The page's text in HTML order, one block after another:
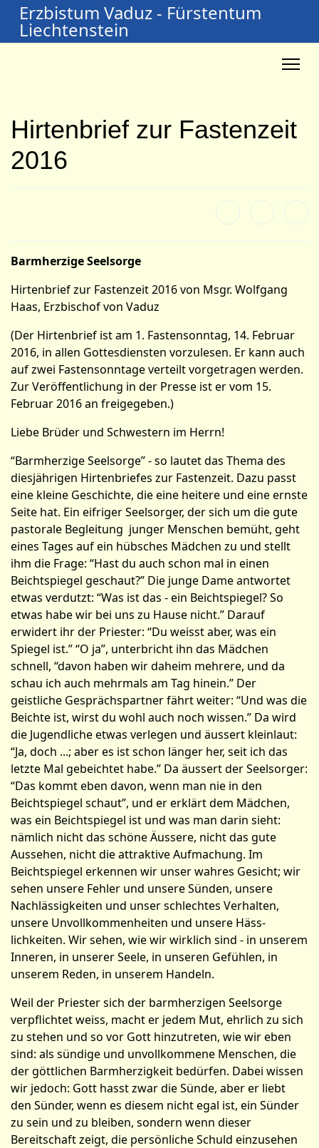
Erzbistum Vaduz - Fürstentum
Liechtenstein
Hirtenbrief zur Fastenzeit
2016
Barmherzige Seelsorge
Hirtenbrief zur Fastenzeit 2016 von Msgr. Wolfgang
Haas, Erzbischof von Vaduz
(Der Hirtenbrief ist am 1. Fastensonntag, 14. Februar
2016, in allen Gottesdiensten vorzulesen. Er kann auch
auf zwei Fastensonntage verteilt vorgetragen werden.
Zur Veröffentlichung in der Presse ist er vom 15.
Februar 2016 an freigegeben.)
Liebe Brüder und Schwestern im Herrn!
“Barmherzige Seelsorge” - so lautet das Thema des
diesjährigen Hirtenbriefes zur Fastenzeit. Dazu passt
eine kleine Geschichte, die eine heitere und eine ernste
Seite hat. Ein eifriger Seelsorger, der sich um die gute
pastorale Begleitung junger Menschen bemüht, geht
eines Tages auf ein hübsches Mädchen zu und stellt
ihm die Frage: “Hast du auch schon mal in einen
Beichtspiegel geschaut?” Die junge Dame antwortet
etwas verdutzt: “Was ist das - ein Beichtspiegel? So
etwas habe wir bei uns zu Hause nicht.” Darauf
erwidert ihr der Priester: “Du weisst aber, was ein
Spiegel ist.” “O ja”, unterbricht ihn das Mädchen
schnel­l, “davon haben wir daheim mehrere, und da
schau ich auch mehrmals am Tag hinein.” Der
geistliche Gesprächspartner fährt weiter: “Und was die
Beichte ist, wirst du wohl auch noch wissen.” Da wird
die Jugendliche etwas verlegen und äussert kleinlaut:
“Ja, doch ...; aber es ist schon länger her, seit ich das
letzte Mal gebeichtet habe.” Da äussert der Seelsorger:
“Das kommt eben davon, wenn man nie in den
Beichtspiegel schaut”, und er erklärt dem Mädchen,
was ein Beichtspiegel ist und was man darin sieht:
nämlich nicht das schöne Äussere, nicht das gute
Aussehen, nicht die attraktive Aufmachung. Im
Beichtspiegel erkennen wir unser wahres Gesicht; wir
sehen unsere Fehler und unsere Sünden, unsere
Nachlässigkeiten und unser schlech­tes Verhalten,
unsere Unvollkommenheiten und unsere Häss­
lichkeiten. Wir sehen, wie wir wirklich sind - in unserem
Inneren, in unserer Seele, in unseren Gefühlen, in
unserem Reden, in unserem Handeln.
Weil der Priester sich der barmherzigen Seelsorge
verpflichtet weiss, macht er jedem Mut, ehrlich zu sich
zu stehen und so vor Gott hinzutreten, wie wir eben
sind: als sündige und unvollkommene Menschen, die
der göttlichen Barmherzigkeit bedürfen. Dabei wissen
wir jedoch: Gott hasst zwar die Sünde, aber er liebt
den Sünder, wenn es diesem nicht egal ist, ein Sünder
zu sein und zu bleiben, sondern wenn dieser
Bereitschaft zeigt, die persönliche Schuld einzusehen